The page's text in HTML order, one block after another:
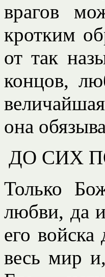
врагов
кротким
от так
концов,
она
ДО СИХ
Только
любви, да
его
весь мир